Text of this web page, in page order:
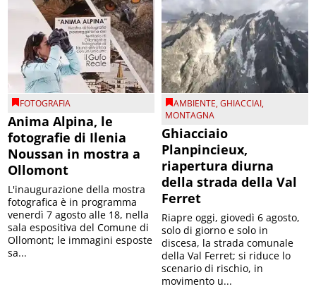
FOTOGRAFIA
Anima Alpina, le
fotografie di Ilenia
Noussan in mostra a
Ollomont
L'inaugurazione della mostra
fotografica è in programma
venerdì 7 agosto alle 18, nella
sala espositiva del Comune di
Ollomont; le immagini esposte
sa...
AMBIENTE,GHIACCIAI,
MONTAGNA
Ghiacciaio
Planpincieux,
riapertura diurna
della strada della Val
Ferret
Riapre oggi, giovedì 6 agosto,
solo di giorno e solo in
discesa, la strada comunale
della Val Ferret; si riduce lo
scenario di rischio, in
movimento u...